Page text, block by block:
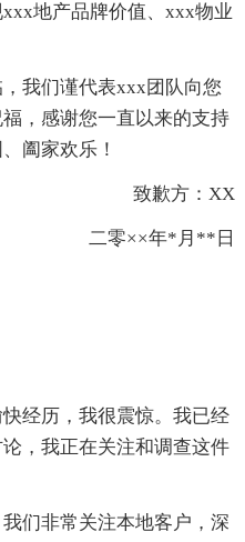
地产品牌价值、xxx物业
我们谨代表xxx团队向您
，感谢您一直以来的支持
阖家欢乐！
致歉方：XX
二零××年*月**日
经历，我很震惊。我已经
，我正在关注和调查这件
们非常关注本地客户，深